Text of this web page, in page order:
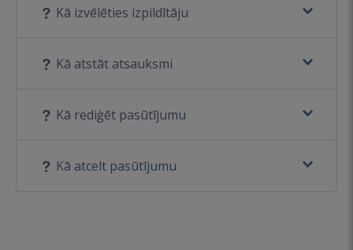
Kā izvēlēties izpildītāju
Kā atstāt atsauksmi
Kā rediģēt pasūtījumu
Kā atcelt pasūtījumu